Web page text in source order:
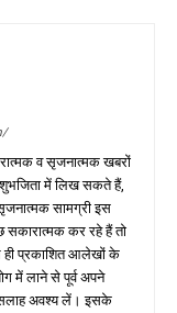
व सृजनात्मक खबरों
में लिख सकते हैं,
सामग्री इस
सकारात्मक कर रहे हैं तो
प्रकाशित आलेखों के
में लाने से पूर्व अपने
सलाह अवश्य लें। इसके